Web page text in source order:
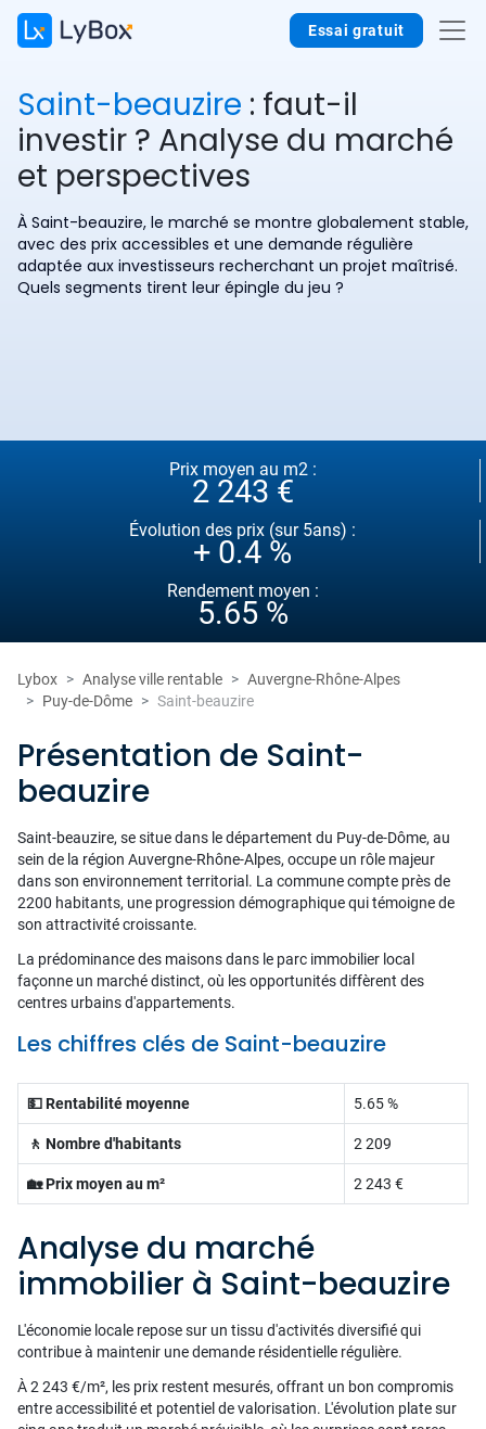
Essai gratuit
Saint-beauzire : faut-il
investir ? Analyse du marché
et perspectives
À Saint-beauzire, le marché se montre globalement stable,
avec des prix accessibles et une demande régulière
adaptée aux investisseurs recherchant un projet maîtrisé.
Quels segments tirent leur épingle du jeu ?
Prix moyen au m2 :
2 243 €
Évolution des prix (sur 5ans) :
+ 0.4 %
Rendement moyen :
5.65 %
Lybox Analyse ville rentable
Auvergne-Rhône-Alpes
Puy-de-Dôme
Saint-beauzire
Présentation de Saint-
beauzire
Saint-beauzire, se situe dans le département du Puy-de-Dôme, au
sein de la région Auvergne-Rhône-Alpes, occupe un rôle majeur
dans son environnement territorial. La commune compte près de
2200 habitants, une progression démographique qui témoigne de
son attractivité croissante.
La prédominance des maisons dans le parc immobilier local
façonne un marché distinct, où les opportunités diffèrent des
centres urbains d'appartements.
Les chiffres clés de Saint-beauzire
💵 Rentabilité moyenne 5.65 %
🚶 Nombre d'habitants 2 209
🏡 Prix moyen au m² 2 243 €
Analyse du marché
immobilier à Saint-beauzire
L'économie locale repose sur un tissu d'activités diversifié qui
contribue à maintenir une demande résidentielle régulière.
À 2 243 €/m², les prix restent mesurés, offrant un bon compromis
entre accessibilité et potentiel de valorisation. L'évolution plate sur